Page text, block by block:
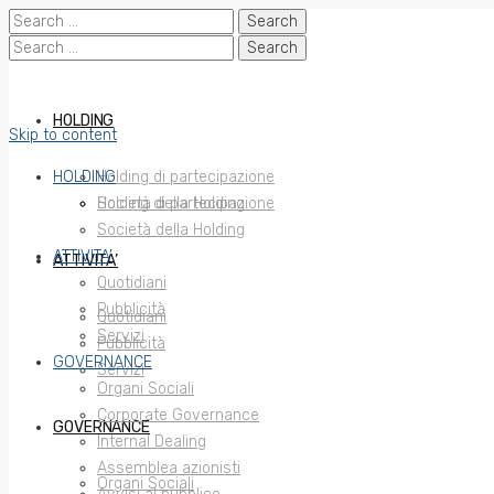
Search
for:
Search
HOLDING
Holding di partecipazione
Società della Holding
ATTIVITA’
Quotidiani
Pubblicità
Servizi
GOVERNANCE
Organi Sociali
Skip to content
HOLDING
Holding di partecipazione
Società della Holding
ATTIVITA’
Quotidiani
Pubblicità
Servizi
GOVERNANCE
Organi Sociali
Corporate Governance
Internal Dealing
Assemblea azionisti